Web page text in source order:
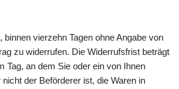
binnen vierzehn Tagen ohne Angabe von
zu widerrufen. Die Widerrufsfrist beträgt
Tag, an dem Sie oder ein von Ihnen
nicht der Beförderer ist, die Waren in